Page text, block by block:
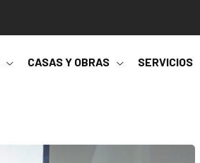
CASAS Y OBRAS SERVICIOS